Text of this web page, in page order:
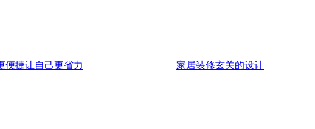
便捷让自己更省力 家居装修玄关的设计